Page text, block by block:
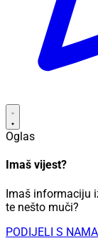
Oglas
Imaš vijest?
Imaš informaciju
te nešto muči?
PODIJELI S